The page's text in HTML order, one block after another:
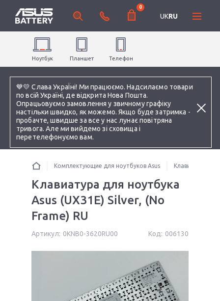
💙💛 Слава УкраЇні! Ми працюємо. Надсилаємо товари
по всій Україні, де відкрита Нова Пошта.
Опрацьовуємо замовлення у звичному графіку
настільки швидко, як можемо. Якщо буде затримка -
пробачте, швидше за все у нас лунає повітряна
тривога. Але ми вийдемо зі сховища і
перетелефонуємо вам.
0
UKRU
Ноутбук Планшет Телефон
Комплектующие для ноутбуков Asus Клавиатуры
Клавиатура для ноутбука
Asus (UX31E) Silver, (No
Frame) RU
Артикул: 0KNB0-3620RU00 Код: 006130